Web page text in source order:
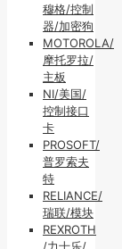
穆格/控制
器/加密狗
MOTOROLA/
摩托罗拉/
主板
NI/美国/
控制接口
卡
PROSOFT/
普罗索夫
特
RELIANCE/
瑞联/模块
REXROTH
/力士乐/